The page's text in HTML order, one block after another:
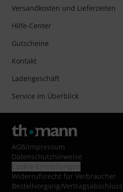
Versandkosten und Lieferzeiten
Hilfe-Center
Gutscheine
Kontakt
Ladengeschäft
Service im Überblick
AGB/Impressum
Datenschutzhinweise
Widerrufsrecht für Verbraucher
Bestellvorgang/Vertragsabschluss